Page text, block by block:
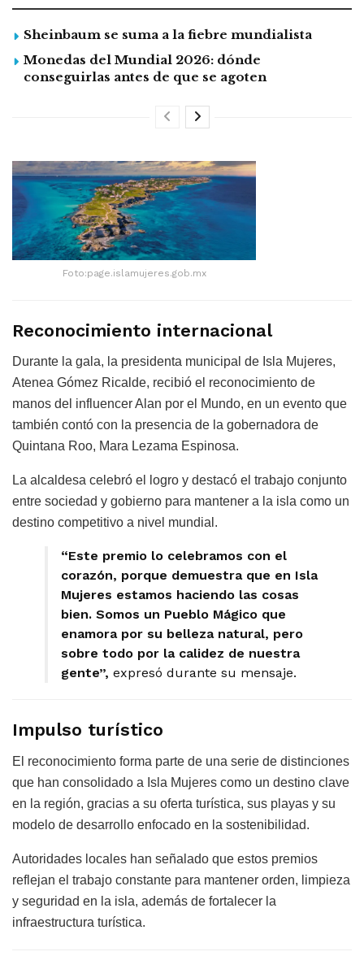
Sheinbaum se suma a la fiebre mundialista
Monedas del Mundial 2026: dónde
conseguirlas antes de que se agoten
Foto:page.islamujeres.gob.mx
Reconocimiento internacional
Durante la gala, la presidenta municipal de Isla Mujeres,
Atenea Gómez Ricalde, recibió el reconocimiento de
manos del influencer Alan por el Mundo, en un evento que
también contó con la presencia de la gobernadora de
Quintana Roo, Mara Lezama Espinosa.
La alcaldesa celebró el logro y destacó el trabajo conjunto
entre sociedad y gobierno para mantener a la isla como un
destino competitivo a nivel mundial.
“Este premio lo celebramos con el
corazón, porque demuestra que en Isla
Mujeres estamos haciendo las cosas
bien. Somos un Pueblo Mágico que
enamora por su belleza natural, pero
sobre todo por la calidez de nuestra
gente”, expresó durante su mensaje.
Impulso turístico
El reconocimiento forma parte de una serie de distinciones
que han consolidado a Isla Mujeres como un destino clave
en la región, gracias a su oferta turística, sus playas y su
modelo de desarrollo enfocado en la sostenibilidad.
Autoridades locales han señalado que estos premios
reflejan el trabajo constante para mantener orden, limpieza
y seguridad en la isla, además de fortalecer la
infraestructura turística.